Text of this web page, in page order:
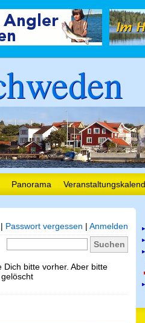
Panorama
| Passwort vergessen | Anmelden
bitte vorher. Aber bitte